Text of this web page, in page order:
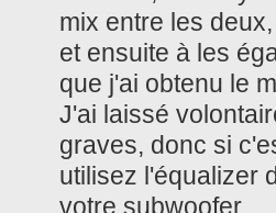
mix entre les deux,
et ensuite à les
que j'ai obtenu le
J'ai laissé
graves, donc si
utilisez l'équalizer
votre subwoofer.